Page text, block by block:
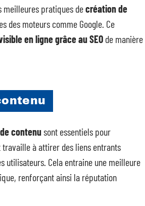
meilleures pratiques decréation de
des moteurs comme Google. Ce
en ligne grâce au SEO de manière
contenusont essentiels pour
travaille à attirer des liens entrants
utilisateurs. Cela entraine une meilleure
renforçant ainsi la réputation